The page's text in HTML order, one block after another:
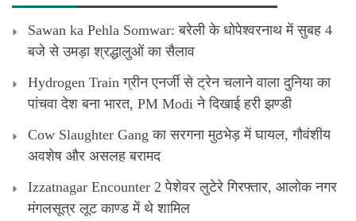
Sawan ka Pehla Somwar: बरेली के धोपेश्वरनाथ में सुबह 4
बजे से उमड़ा श्रद्धालुओं का सैलाव
Hydrogen Train ग्रीन एनर्जी से ट्रेन चलाने वाला दुनिया का
पांचवा देश बना भारत, PM Modi ने दिखाई हरी झण्डी
Cow Slaughter Gang का सरगना मुठभेड़ में घायल, गौवंशीय
अवशेष और असलह बरामद
Izzatnagar Encounter 2 पेशेवर लुटेरे गिरफ्तार, आलोक नगर
मंगलसूत्र लूट काण्‍ड में थे शामिल